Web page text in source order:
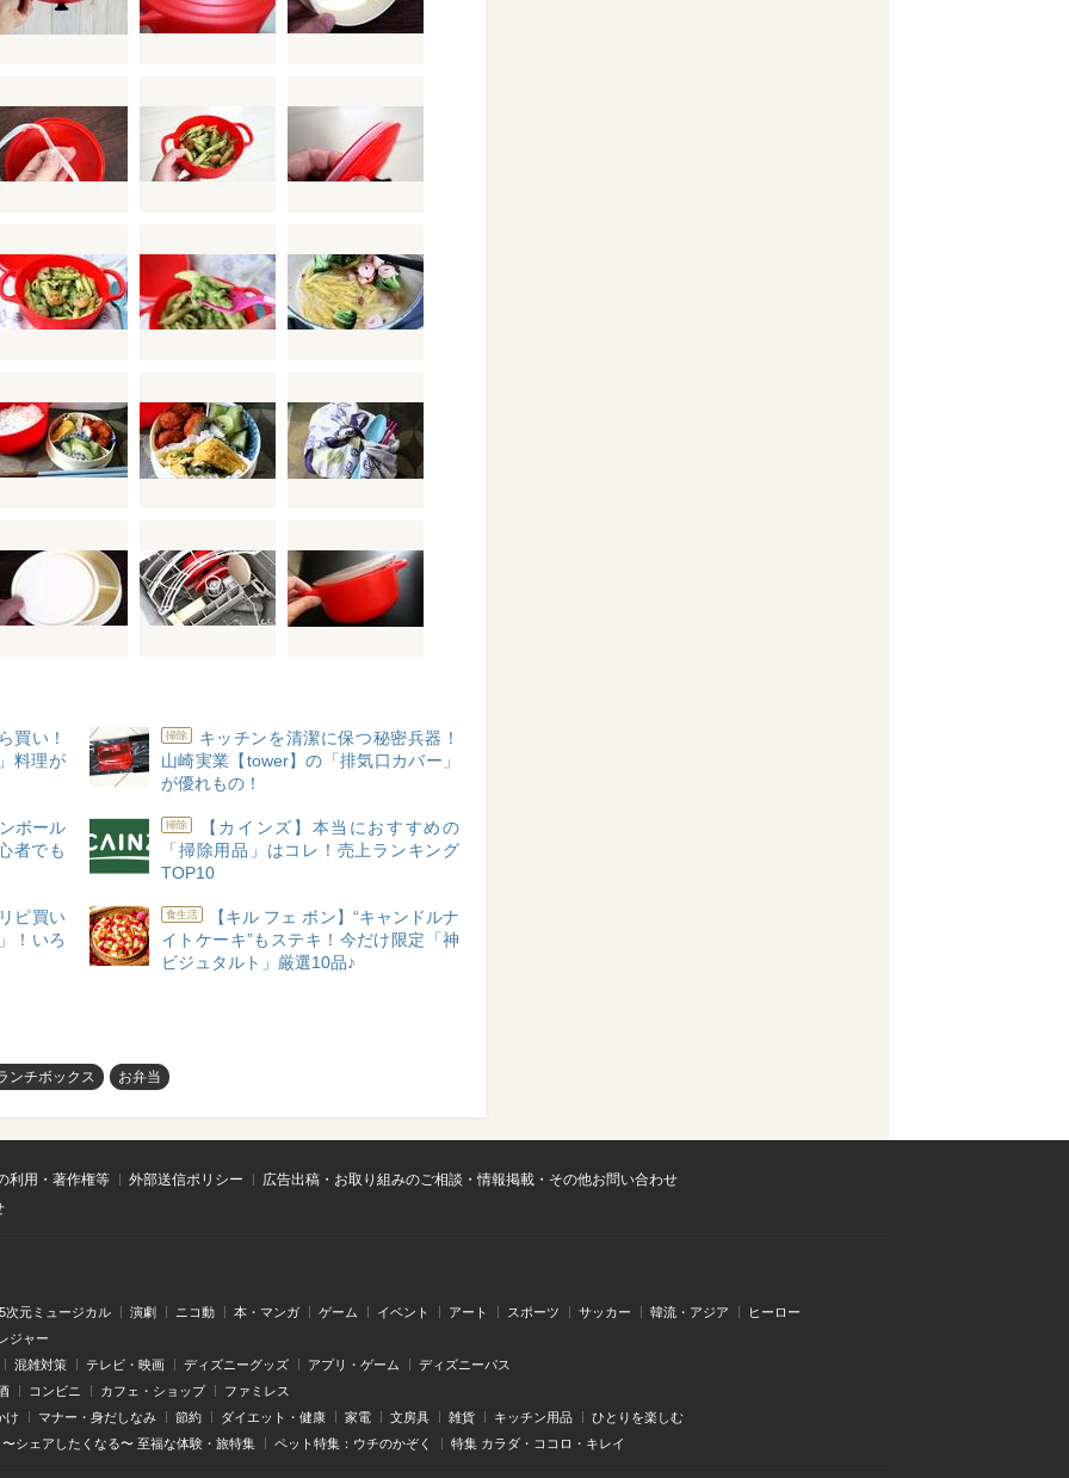
買い！
料理が
掃除
キッチンを清潔に保つ秘密兵器！
山崎実業【tower】の「排気口カバー」
が優れもの！
ボール
者でも
掃除
【カインズ】本当におすすめの
「掃除用品」はコレ！売上ランキング
TOP10
ピ買い
！いろ
食生活
【キル フェ ボン】“キャンドルナ
イトケーキ”もステキ！今だけ限定「神
ビジュタルト」厳選10品♪
ンチボックス お弁当
利用・著作権等 外部送信ポリシー
広告出稿・お取り組みのご相談・情報掲載・その他お問い合わせ
次元ミュージカル 演劇 ニコ動 本・マンガ ゲーム イベント アート スポーツ サッカー 韓流・アジア
ヒーロー
ジャー
混雑対策
テレビ・映画 ディズニーグッズ アプリ・ゲーム
ディズニーパス
コンビニ カフェ・ショップ
ファミレス
け
マナー・身だしなみ 節約 ダイエット・健康 家電 文房具 雑貨 キッチン用品
ひとりを楽しむ
〜シェアしたくなる〜 至福な体験・旅特集
ペット特集：ウチのかぞく 特集 カラダ・ココロ・キレイ